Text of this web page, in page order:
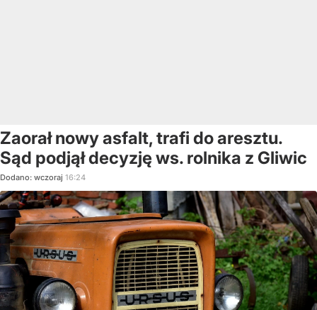
Zaorał nowy asfalt, trafi do aresztu.
Sąd podjął decyzję ws. rolnika z Gliwic
Dodano: wczoraj 16:24